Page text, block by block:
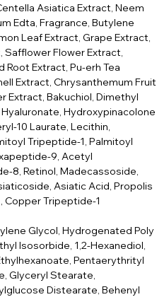
Asiatica Extract, Neem
Edta, Fragrance, Butylene
Leaf Extract, Grape Extract,
Safflower Flower Extract,
Extract, Pu-erh Tea
Extract, Chrysanthemum Fruit
Extract, Bakuchiol, Dimethyl
Hydroxypinacolone
10 Laurate, Lecithin,
Tripeptide-1, Palmitoyl
9, Acetyl
8, Retinol, Madecassoside,
Asiatic Acid, Propolis
Copper Tripeptide-1
Glycol, Hydrogenated Poly
Isosorbide, 1,2-Hexanediol,
Pentaerythrityl
Glyceryl Stearate,
Distearate, Behenyl